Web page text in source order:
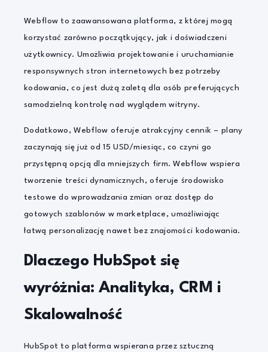
Webflow to zaawansowana platforma, z której mogą
korzystać zarówno początkujący, jak i doświadczeni
użytkownicy. Umożliwia projektowanie i uruchamianie
responsywnych stron internetowych bez potrzeby
kodowania, co jest dużą zaletą dla osób preferujących
samodzielną kontrolę nad wyglądem witryny.
Dodatkowo, Webflow oferuje atrakcyjny cennik – plany
zaczynają się już od 15 USD/miesiąc, co czyni go
przystępną opcją dla mniejszych firm. Webflow wspiera
tworzenie treści dynamicznych, oferuje środowisko
testowe do wprowadzania zmian oraz dostęp do
gotowych szablonów w marketplace, umożliwiając
łatwą personalizację nawet bez znajomości kodowania.
Dlaczego HubSpot się
wyróżnia: Analityka, CRM i
Skalowalność
HubSpot to platforma wspierana przez sztuczną